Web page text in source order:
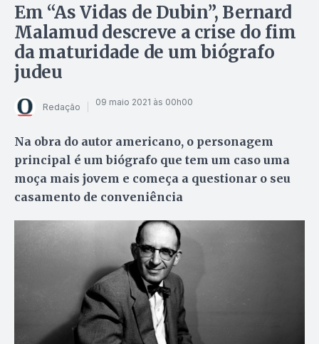
Em “As Vidas de Dubin”, Bernard
Malamud descreve a crise do fim
da maturidade de um biógrafo
judeu
Redação 09 maio 2021 às 00h00
Na obra do autor americano, o personagem
principal é um biógrafo que tem um caso uma
moça mais jovem e começa a questionar o seu
casamento de conveniência